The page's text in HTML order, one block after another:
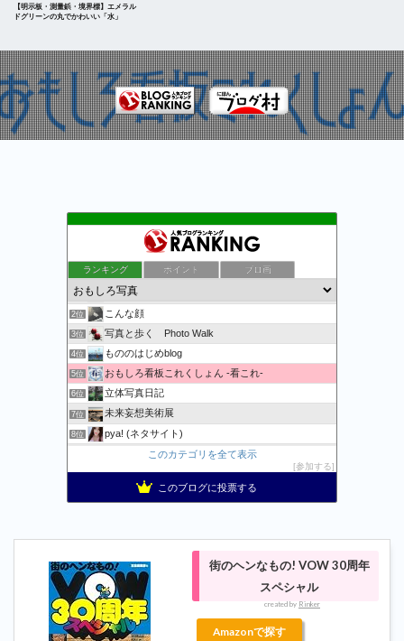
【明示板・測量鋲・境界標】エメラル
ドグリーンの丸でかわいい「水」
ランキング ポイント ブロ画
1位 万物秘宝館
2位 こんな顔
3位 写真と歩く Photo Walk
4位 もののはじめblog
5位 おもしろ看板これくしょん -看これ-
6位 立体写真日記
7位 未来妄想美術展
8位 pya! (ネタサイト)
記事一覧 | 野鳥との日常生活を綴る - 楽天ブログ
10位 おまたせくまちゃん、たま〜に更新。
Apple・任天堂情報局
知識欲を満たす記事や面白動画・画像などの紹介
15位 おとぼけワールドワイド
このカテゴリを全て表示
参加する
このブログに投票する
街のヘンなもの! VOW 30周年
スペシャル
created by Rinker
Amazonで探す